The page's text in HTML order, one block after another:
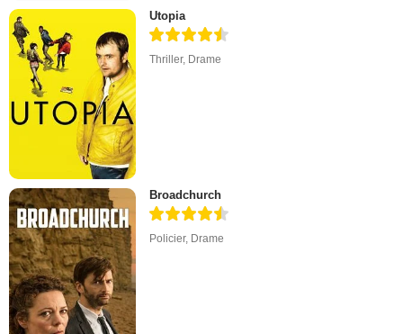
Utopia
Thriller, Drame
Broadchurch
Policier, Drame